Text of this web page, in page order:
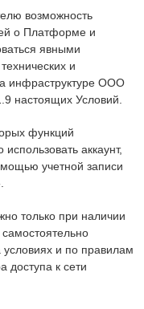
возможность
о Платформе и
явными
и
инфраструктуре ООО
настоящих Условий.
функций
аккаунт,
учетной записи
только при наличии
самостоятельно
условиях и по правилам
доступа к сети